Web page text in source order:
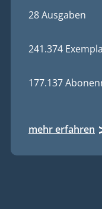
28 Ausgaben
241.374
177.137
mehr erfahren